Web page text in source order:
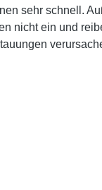
sehr schnell.
nicht ein und